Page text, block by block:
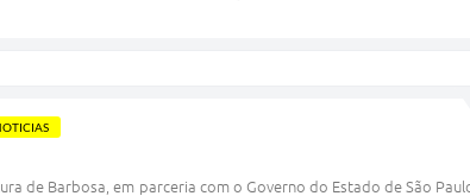
de Barbosa, em parceria com o Governo do Estado de São